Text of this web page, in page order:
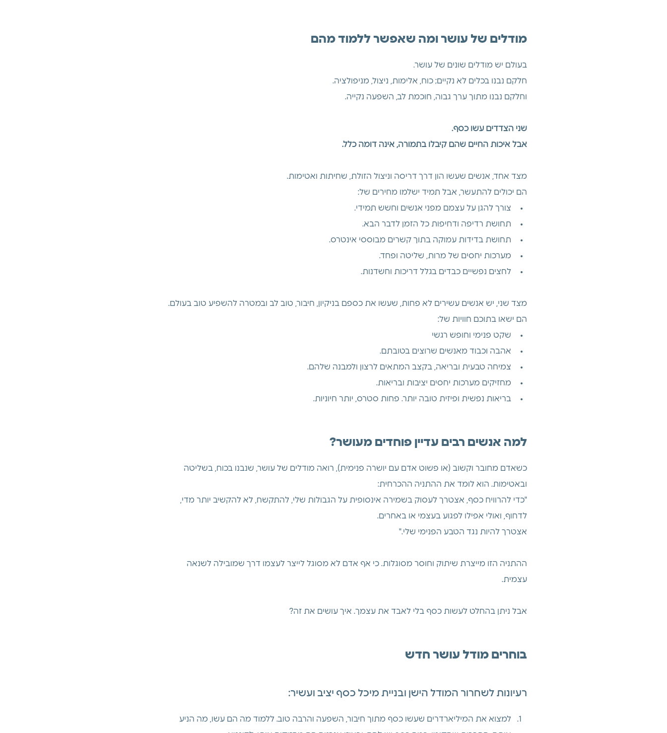
מודלים של עושר ומה שאפשר ללמוד מהם
בעולם יש מודלים שונים של עושר.
חלקם נבנו בכלים לא נקיים; כוח, אלימות, ניצול, מניפולציה.
וחלקם נבנו מתוך ערך גבוה, חוכמת לב, השפעה נקייה.
שני הצדדים עשו כסף.
אבל איכות החיים שהם קיבלו בתמורה, אינה דומה כלל.
מצד אחד, אנשים שעשו הון דרך דריסה וניצול הזולת, שחיתות ואטימות.
הם יכולים להתעשר, אבל תמיד ישלמו מחירים של:
צורך להגן על עצמם מפני אנשים וחשש תמידי.
תחושת רדיפה ודחיפות כל הזמן לדבר הבא.
תחושת בדידות עמוקה בתוך קשרים מבוססי אינטרס.
מערכות יחסים של מרות, שליטה ופחד.
לחצים נפשיים כבדים בגלל דריכות וחשדנות.
מצד שני, יש אנשים עשירים לא פחות, שעשו את כספם בניקיון, חיבור, טוב לב ובמטרה להשפיע טוב בעולם.
הם ישאו בתוכם חוויות של:
שקט פנימי וחופש רגשי
אהבה וכבוד מאנשים שרוצים בטובתם.
צמיחה טבעית ובריאה, בקצב המתאים לרצון ולמבנה שלהם.
מחזיקים מערכות יחסים יציבות ובריאות.
בריאות נפשית ופיזית טובה יותר. פחות סטרס, יותר חיוניות.
למה אנשים רבים עדיין פוחדים מעושר?
כשאדם מחובר וקשוב (או פשוט אדם עם יושרה פנימית), רואה מודלים של עושר, שנבנו בכוח, בשליטה
ובאטימות. הוא לומד את ההתניה ההכרחית:
"כדי להרוויח כסף, אצטרך לעסוק בשמירה אינסופית על הגבולות שלי, להתקשח, לא להקשיב יותר מדי,
לדחוף, ואולי אפילו לפגוע בעצמי או באחרים.
אצטרך להיות נגד הטבע הפנימי שלי."
ההתניה הזו מייצרת שיתוק וחוסר מסוגלות. כי אף אדם לא מסוגל לייצר לעצמו דרך שמובילה לשנאה
עצמית.
אבל ניתן בהחלט לעשות כסף בלי לאבד את עצמך. איך עושים את זה?
בוחרים מודל עושר חדש
רעיונות לשחרור המודל הישן ובניית מיכל כסף יציב ועשיר:
למצוא את המיליארדרים שעשו כסף מתוך חיבור, השפעה והרבה טוב. ללמוד מה הם עשו, מה הניע